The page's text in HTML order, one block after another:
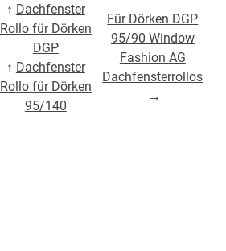
↑ Dachfenster
Rollo für Dörken
DGP
↑ Dachfenster
Rollo für Dörken
95/140
Für Dörken DGP
95/90 Window
Fashion AG
Dachfensterrollos
→